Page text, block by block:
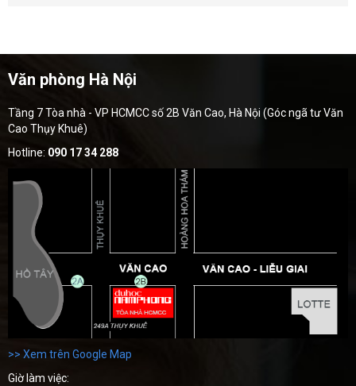
Văn phòng Hà Nội
Tầng 7 Tòa nhà - VP HCMCC số 2B Văn Cao, Hà Nội (Góc ngã tư Văn
Cao Thụy Khuê)
Hotline: 090 17 34 288
>> Xem trên Google Map
Giờ làm việc: